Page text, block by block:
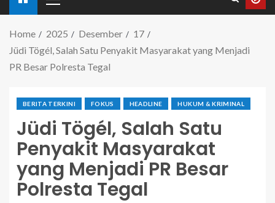
Home 2025 Desember
17
Jüdi Tögél, Salah Satu Penyakit Masyarakat yang Menjadi
PR Besar Polresta Tegal
BERITA TERKINI FOKUS HEADLINE HUKUM & KRIMINAL
Jüdi Tögél, Salah Satu
Penyakit Masyarakat
yang Menjadi PR Besar
Polresta Tegal